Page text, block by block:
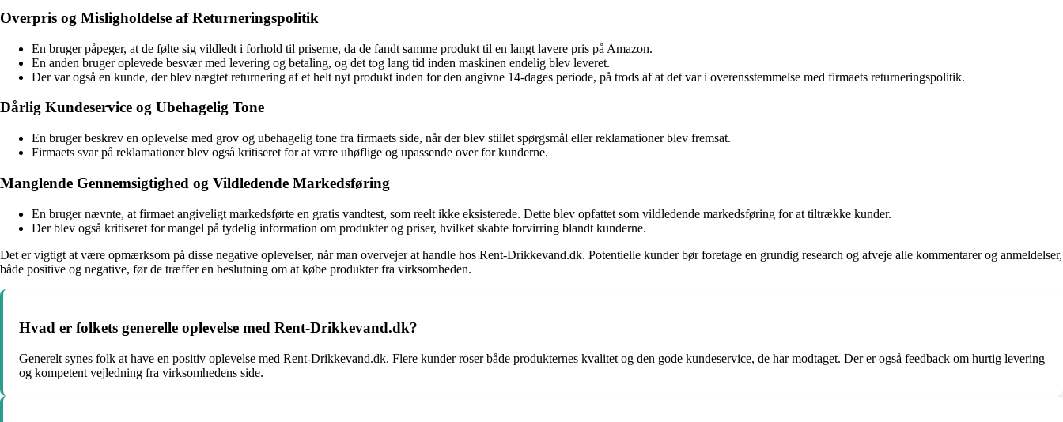
Overpris og Misligholdelse af Returneringspolitik
En bruger påpeger, at de følte sig vildledt i forhold til priserne, da de fandt samme produkt til en langt lavere pris på Amazon.
En anden bruger oplevede besvær med levering og betaling, og det tog lang tid inden maskinen endelig blev leveret.
Der var også en kunde, der blev nægtet returnering af et helt nyt produkt inden for den angivne 14-dages periode, på trods af at det var i overensstemmelse med firmaets returneringspolitik.
Dårlig Kundeservice og Ubehagelig Tone
En bruger beskrev en oplevelse med grov og ubehagelig tone fra firmaets side, når der blev stillet spørgsmål eller reklamationer blev fremsat.
Firmaets svar på reklamationer blev også kritiseret for at være uhøflige og upassende over for kunderne.
Manglende Gennemsigtighed og Vildledende Markedsføring
En bruger nævnte, at firmaet angiveligt markedsførte en gratis vandtest, som reelt ikke eksisterede. Dette blev opfattet som vildledende markedsføring for at tiltrække kunder.
Der blev også kritiseret for mangel på tydelig information om produkter og priser, hvilket skabte forvirring blandt kunderne.
Det er vigtigt at være opmærksom på disse negative oplevelser, når man overvejer at handle hos Rent-Drikkevand.dk. Potentielle kunder bør foretage en grundig research og afveje alle kommentarer og anmeldelser,
både positive og negative, før de træffer en beslutning om at købe produkter fra virksomheden.
Hvad er folkets generelle oplevelse med Rent-Drikkevand.dk?
Generelt synes folk at have en positiv oplevelse med Rent-Drikkevand.dk. Flere kunder roser både produkternes kvalitet og den gode kundeservice, de har modtaget. Der er også feedback om hurtig levering
og kompetent vejledning fra virksomhedens side.